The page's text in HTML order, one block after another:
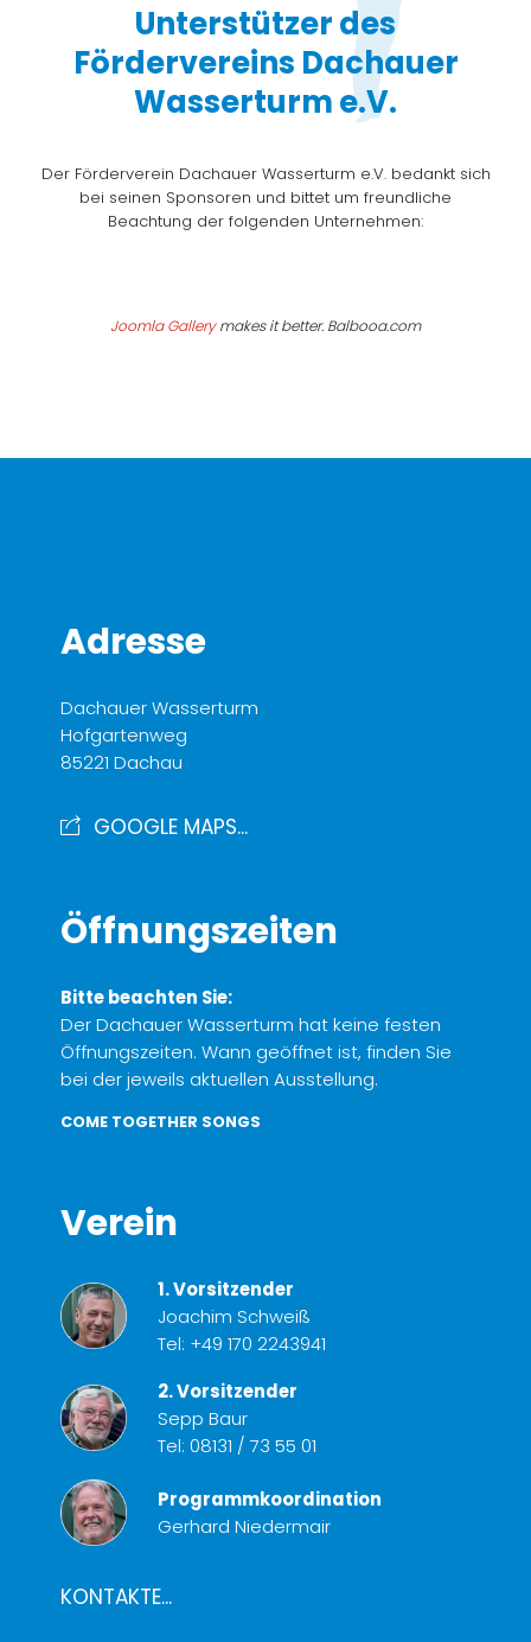
Unterstützer des
Fördervereins Dachauer
Wasserturm e.V.
Der Förderverein Dachauer Wasserturm e.V. bedankt sich
bei seinen Sponsoren und bittet um freundliche
Beachtung der folgenden Unternehmen:
Joomla Gallerymakes it better. Balbooa.com
Adresse
Dachauer Wasserturm
Hofgartenweg
85221 Dachau
GOOGLE MAPS...
Öffnungszeiten
Bitte beachten Sie:
Der Dachauer Wasserturm hat keine festen
Öffnungszeiten. Wann geöffnet ist, finden Sie
bei der jeweils aktuellen Ausstellung.
COME TOGETHER SONGS
Verein
1. Vorsitzender
Joachim Schweiß
Tel: +49 170 2243941
2. Vorsitzender
Sepp Baur
Tel: 08131 / 73 55 01
Programmkoordination
Gerhard Niedermair
KONTAKTE...